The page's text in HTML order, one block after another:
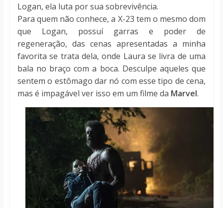
Logan, ela luta por sua sobrevivência.
Para quem não conhece, a X-23 tem o mesmo dom
que Logan, possuí garras e poder de
regeneração, das cenas apresentadas a minha
favorita se trata dela, onde Laura se livra de uma
bala no braço com a boca. Desculpe aqueles que
sentem o estômago dar nó com esse tipo de cena,
mas é impagável ver isso em um filme da Marvel.